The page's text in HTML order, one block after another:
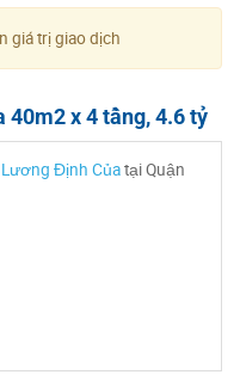
giá trị giao dịch
x 4 tầng, 4.6 tỷ
Định Củatại Quận